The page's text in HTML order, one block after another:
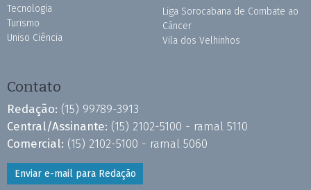
Tecnologia
Turismo
Uniso Ciência
Liga Sorocabana de Combate ao
Câncer
Vila dos Velhinhos
Contato
Redação: (15) 99789-3913
Central/Assinante: (15) 2102-5100 - ramal 5110
Comercial: (15) 2102-5100 - ramal 5060
Enviar e-mail para Redação